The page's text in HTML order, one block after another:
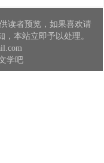
读者预览，如果喜欢请
本站立即予以处理。
学吧